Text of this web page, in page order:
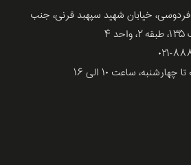
خیابان شهید سپهبد قرنی، جنب
ساعت ۱۰ الی ۱۶